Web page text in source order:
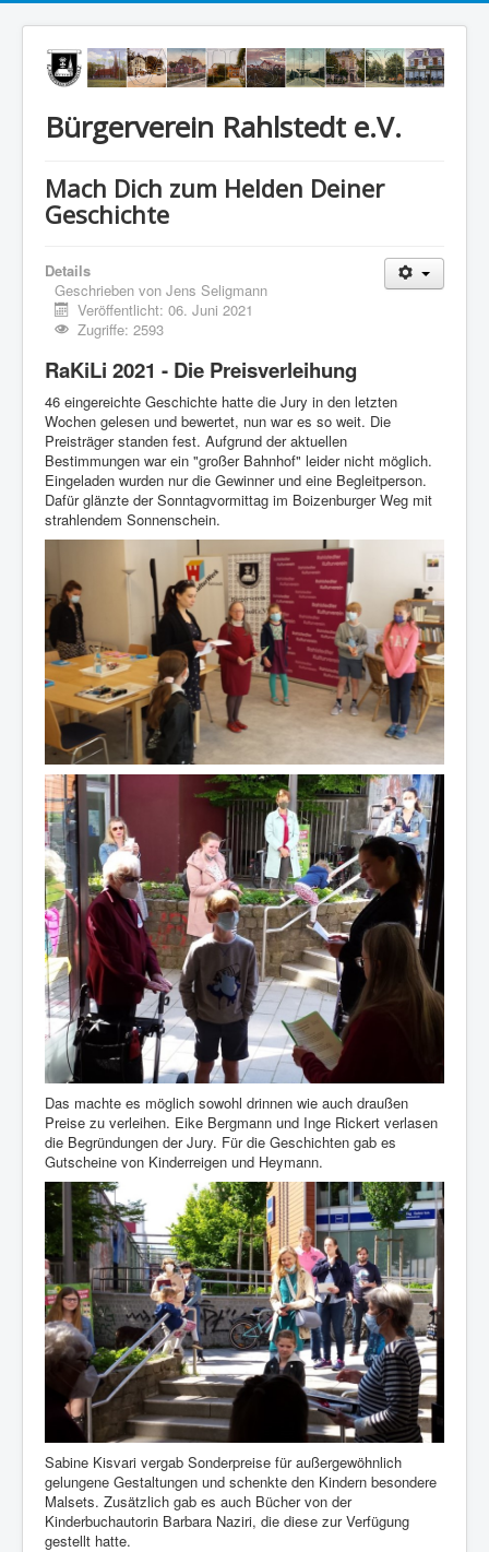
Bürgerverein Rahlstedt e.V.
Mach Dich zum Helden Deiner
Geschichte
Details
Geschrieben von Jens Seligmann
Veröffentlicht: 06. Juni 2021
Zugriffe: 2593
RaKiLi 2021 - Die Preisverleihung
46 eingereichte Geschichte hatte die Jury in den letzten
Wochen gelesen und bewertet, nun war es so weit. Die
Preisträger standen fest. Aufgrund der aktuellen
Bestimmungen war ein "großer Bahnhof" leider nicht möglich.
Eingeladen wurden nur die Gewinner und eine Begleitperson.
Dafür glänzte der Sonntagvormittag im Boizenburger Weg mit
strahlendem Sonnenschein.
Das machte es möglich sowohl drinnen wie auch draußen
Preise zu verleihen. Eike Bergmann und Inge Rickert verlasen
die Begründungen der Jury. Für die Geschichten gab es
Gutscheine von Kinderreigen und Heymann.
Sabine Kisvari vergab Sonderpreise für außergewöhnlich
gelungene Gestaltungen und schenkte den Kindern besondere
Malsets. Zusätzlich gab es auch Bücher von der
Kinderbuchautorin Barbara Naziri, die diese zur Verfügung
gestellt hatte.